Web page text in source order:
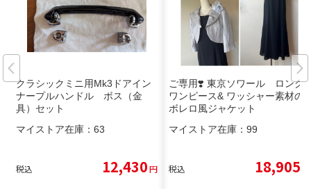
クラシックミニ用Mk3ドアイン
ナープルハンドル ボス（金
具）セット
マイストア在庫： 63
税込 12,430円
ご専用❣️ 東京ソワール ロング
ワンピース& ワッシャー素材の
ボレロ風ジャケット
マイストア在庫： 99
税込 18,905